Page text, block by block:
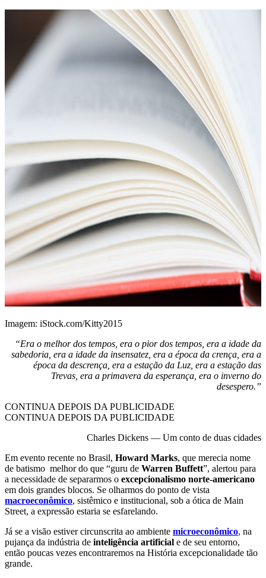
Imagem: iStock.com/Kitty2015
“Era o melhor dos tempos, era o pior dos tempos, era a idade da
sabedoria, era a idade da insensatez, era a época da crença, era a
época da descrença, era a estação da Luz, era a estação das
Trevas, era a primavera da esperança, era o inverno do
desespero.”
CONTINUA DEPOIS DA PUBLICIDADE
CONTINUA DEPOIS DA PUBLICIDADE
Charles Dickens — Um conto de duas cidades
Em evento recente no Brasil, Howard Marks, que merecia nome
de batismo melhor do que “guru de Warren Buffett”, alertou para
a necessidade de separarmos o excepcionalismo norte-americano
em dois grandes blocos. Se olharmos do ponto de vista
macroeconômico, sistêmico e institucional, sob a ótica de Main
Street, a expressão estaria se esfarelando.
Já se a visão estiver circunscrita ao ambiente microeconômico, na
pujança da indústria de inteligência artificial e de seu entorno,
então poucas vezes encontraremos na História excepcionalidade tão
grande.